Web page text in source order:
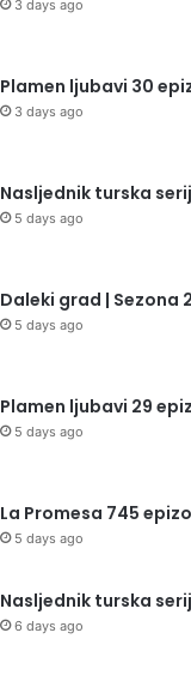
3 days ago
Plamen ljubavi 30
3 days ago
Nasljednik turska
5 days ago
Daleki grad | Sezona
5 days ago
Plamen ljubavi 29
5 days ago
La Promesa 745
5 days ago
Nasljednik turska
6 days ago